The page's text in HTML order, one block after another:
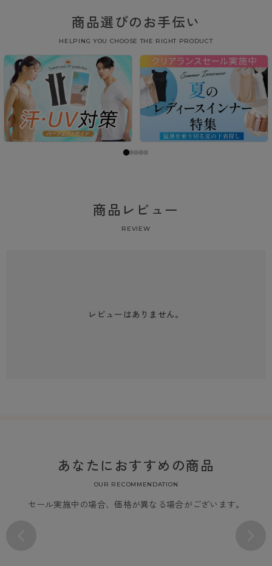
商品選びのお手伝い
HELPING YOU CHOOSE THE RIGHT PRODUCT
商品レビュー
REVIEW
レビューはありません。
あなたにおすすめの商品
OUR RECOMMENDATION
セール実施中の場合、価格が異なる場合がございます。